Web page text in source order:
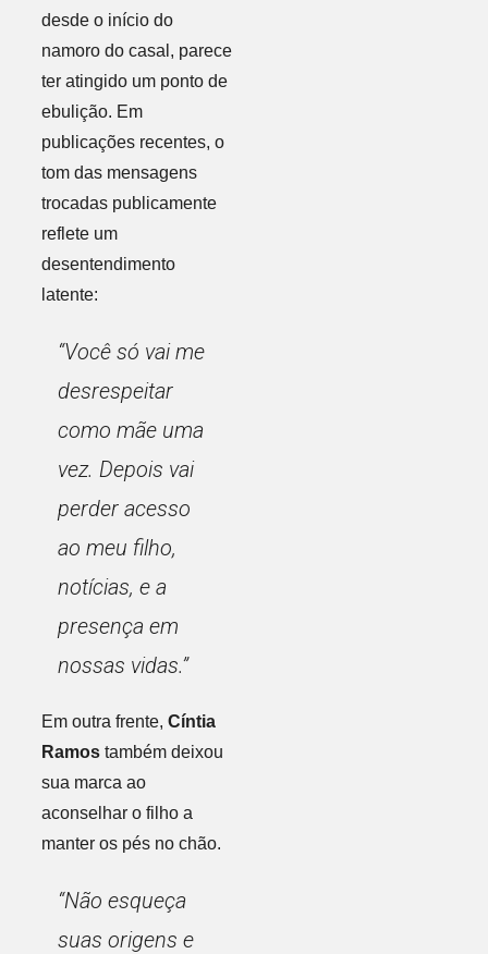
desde o início do
namoro do casal, parece
ter atingido um ponto de
ebulição. Em
publicações recentes, o
tom das mensagens
trocadas publicamente
reflete um
desentendimento
latente:
“Você só vai me
desrespeitar
como mãe uma
vez. Depois vai
perder acesso
ao meu filho,
notícias, e a
presença em
nossas vidas.”
Em outra frente, Cíntia
Ramostambém deixou
sua marca ao
aconselhar o filho a
manter os pés no chão.
“Não esqueça
suas origens e